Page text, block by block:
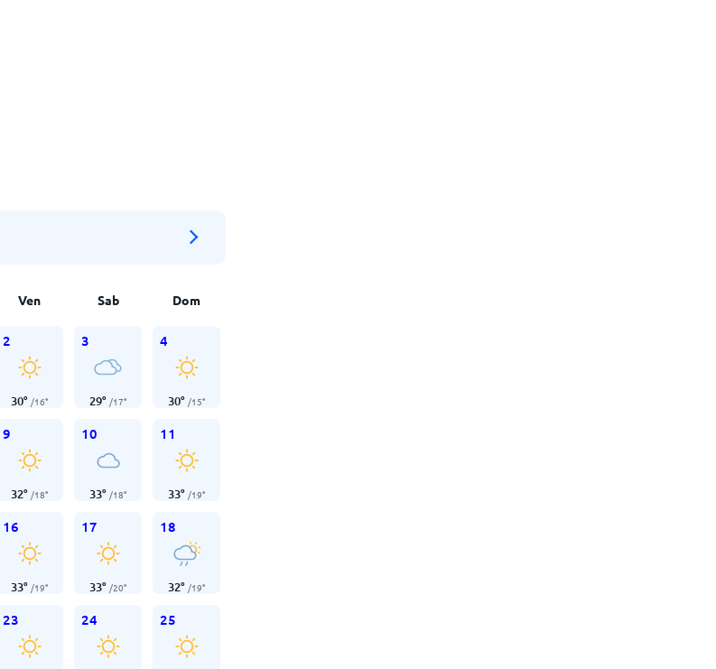
Ven Sab Dom
2
30° /16°
3
29° /17°
4
30° /15°
9
32° /18°
10
33° /18°
11
33° /19°
16
33° /19°
17
33° /20°
18
32° /19°
23 24 25